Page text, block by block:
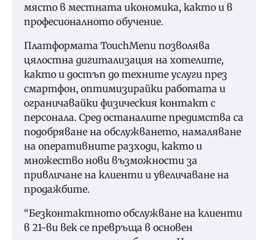
място в местната икономика, както и в
професионалното обучение.
Платформата TouchMenu позволява
цялостна дигитализация на хотелите,
както и достъп до техните услуги през
смартфон, оптимизирайки работата и
ограничавайки физическия контакт с
персонала. Сред останалите предимства са
подобряване на обслужването, намаляване
на оперативните разходи, както и
множество нови възможности за
привличане на клиенти и увеличаване на
продажбите.
“Безконтактното обслужване на клиенти
в 21-ви век се превръща в основен